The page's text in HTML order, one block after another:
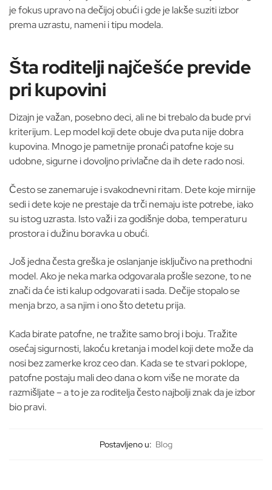
je fokus upravo na dečijoj obući i gde je lakše suziti izbor
prema uzrastu, nameni i tipu modela.
Šta roditelji najčešće previde
pri kupovini
Dizajn je važan, posebno deci, ali ne bi trebalo da bude prvi
kriterijum. Lep model koji dete obuje dva puta nije dobra
kupovina. Mnogo je pametnije pronaći patofne koje su
udobne, sigurne i dovoljno privlačne da ih dete rado nosi.
Često se zanemaruje i svakodnevni ritam. Dete koje mirnije
sedi i dete koje ne prestaje da trči nemaju iste potrebe, iako
su istog uzrasta. Isto važi i za godišnje doba, temperaturu
prostora i dužinu boravka u obući.
Još jedna česta greška je oslanjanje isključivo na prethodni
model. Ako je neka marka odgovarala prošle sezone, to ne
znači da će isti kalup odgovarati i sada. Dečije stopalo se
menja brzo, a sa njim i ono što detetu prija.
Kada birate patofne, ne tražite samo broj i boju. Tražite
osećaj sigurnosti, lakoću kretanja i model koji dete može da
nosi bez zamerke kroz ceo dan. Kada se te stvari poklope,
patofne postaju mali deo dana o kom više ne morate da
razmišljate – a to je za roditelja često najbolji znak da je izbor
bio pravi.
Postavljeno u: Blog